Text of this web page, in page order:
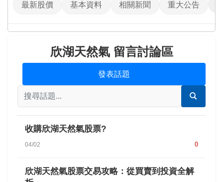
最新股價 基本資料 相關新聞 重大公告
欣湖天然氣 留言討論區
發表話題
收購欣湖天然氣股票?
04/02 0
欣湖天然氣股票交易攻略：從買賣到投資全解